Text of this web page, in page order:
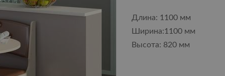
Длина: 1100 мм
Ширина:1100 мм
Высота: 820 мм